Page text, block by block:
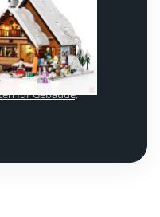
für Gebäude,